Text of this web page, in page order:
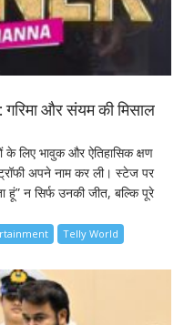
गरिमा और संयम की मिसाल
के लिए भावुक और ऐतिहासिक क्षण
अपने नाम कर ली। स्टेज पर
हूं” न सिर्फ उनकी जीत, बल्कि पूरे
Telly World